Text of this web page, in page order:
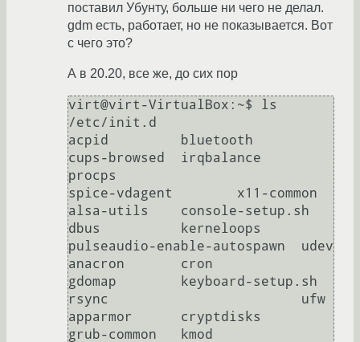
поставил Убунту, больше ни чего не делал.
gdm есть, работает, но не показывается. Вот
с чего это?
А в 20.20, все же, до сих пор
virt@virt-VirtualBox:~$ ls
/etc/init.d
acpid         bluetooth
cups-browsed  irqbalance
procps
spice-vdagent        x11-common
alsa-utils    console-setup.sh
dbus          kerneloops
pulseaudio-enable-autospawn  udev
anacron       cron
gdomap        keyboard-setup.sh
rsync                        ufw
apparmor      cryptdisks
grub-common   kmod